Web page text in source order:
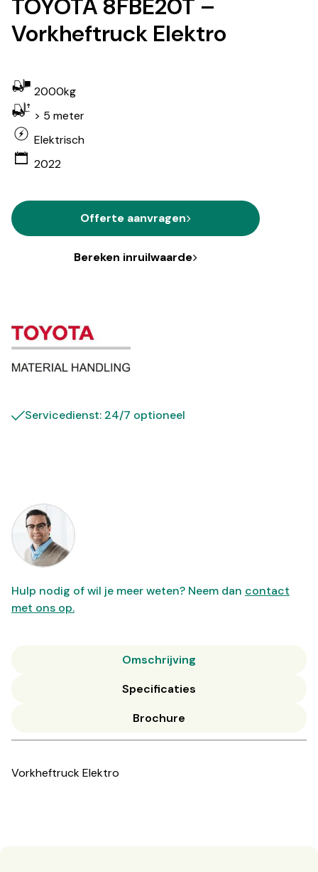
TOYOTA 8FBE20T –
Vorkheftruck Elektro
2000kg
> 5 meter
Elektrisch
2022
Offerte aanvragen
Bereken inruilwaarde
Servicedienst: 24/7 optioneel
Hulp nodig of wil je meer weten? Neem dan contact
met ons op.
Omschrijving
Specificaties
Brochure
Vorkheftruck Elektro